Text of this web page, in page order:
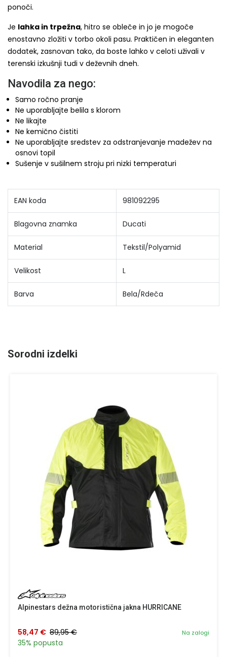
ponoči.
Je lahka in trpežna, hitro se obleče in jo je mogoče
enostavno zložiti v torbo okoli pasu. Praktičen in eleganten
dodatek, zasnovan tako, da boste lahko v celoti uživali v
terenski izkušnji tudi v deževnih dneh.
Navodila za nego:
Samo ročno pranje
Ne uporabljajte belila s klorom
Ne likajte
Ne kemično čistiti
Ne uporabljajte sredstev za odstranjevanje madežev na
osnovi topil
Sušenje v sušilnem stroju pri nizki temperaturi
EAN koda 981092295
Blagovna znamka Ducati
Material Tekstil/Polyamid
Velikost L
Barva Bela/Rdeča
Sorodni izdelki
Alpinestars dežna motoristična jakna HURRICANE
Na zalogi
58,47 € 89,95 €
35% popusta